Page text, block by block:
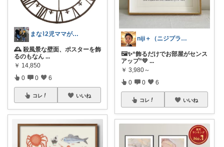
まな⌇2児ママが目指すゆとりある暮らし
🕰️ 殺風景な壁面、ポスターを飾
るのもなん ...
￥ 14,850
0 0 6
コレ いいね
niji＋（ニジプラス）感謝しています
🖼️✨“飾るだけでお部屋がセンス
アップ”💛 ...
￥ 3,980～
0 0 6
コレ いいね